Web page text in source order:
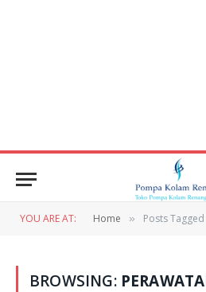
YOU ARE AT: Home » Posts
BROWSING: